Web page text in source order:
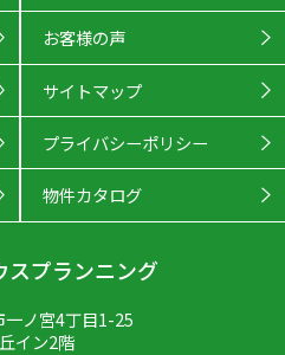
お客様の声
サイトマップ
プライバシーポリシー
物件カタログ
スプランニング
一ノ宮4丁目1-25
イン2階